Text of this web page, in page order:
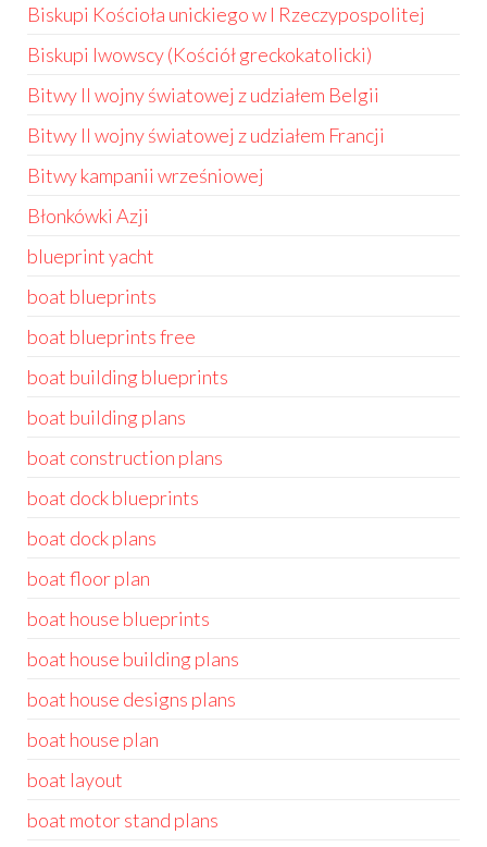
Biskupi Kościoła unickiego w I Rzeczypospolitej
Biskupi lwowscy (Kościół greckokatolicki)
Bitwy II wojny światowej z udziałem Belgii
Bitwy II wojny światowej z udziałem Francji
Bitwy kampanii wrześniowej
Błonkówki Azji
blueprint yacht
boat blueprints
boat blueprints free
boat building blueprints
boat building plans
boat construction plans
boat dock blueprints
boat dock plans
boat floor plan
boat house blueprints
boat house building plans
boat house designs plans
boat house plan
boat layout
boat motor stand plans